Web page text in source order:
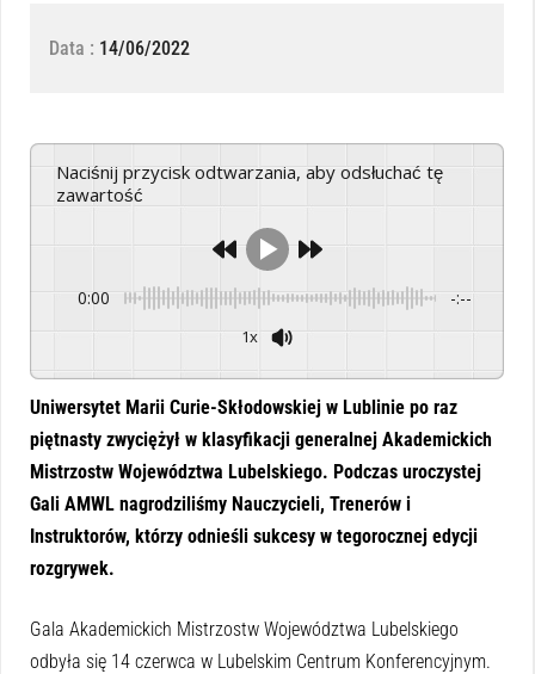
Data : 14/06/2022
Naciśnij przycisk odtwarzania, aby odsłuchać tę
zawartość
0:00 -:--
1x
Uniwersytet Marii Curie-Skłodowskiej w Lublinie po raz
piętnasty zwyciężył w klasyfikacji generalnej Akademickich
Mistrzostw Województwa Lubelskiego. Podczas uroczystej
Gali AMWL nagrodziliśmy Nauczycieli, Trenerów i
Instruktorów, którzy odnieśli sukcesy w tegorocznej edycji
rozgrywek.
Gala Akademickich Mistrzostw Województwa Lubelskiego
odbyła się 14 czerwca w Lubelskim Centrum Konferencyjnym.